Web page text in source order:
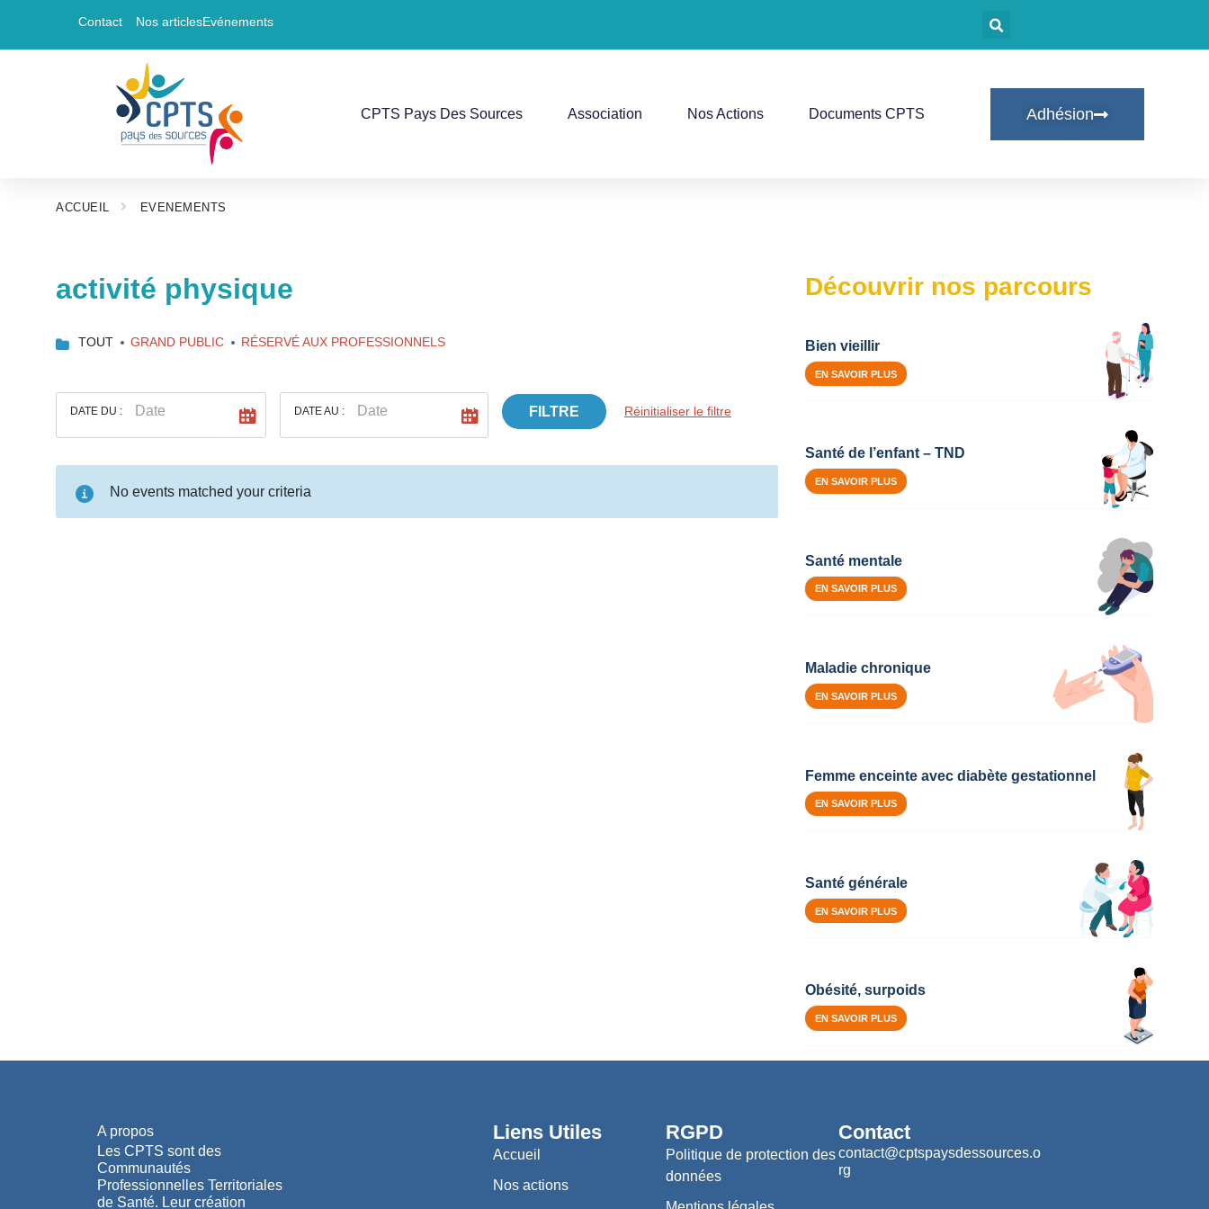
Contact Nos articlesEvénements
CPTS Pays Des Sources Association Nos Actions Documents CPTS Adhésion
ACCUEIL EVENEMENTS
activité physique
TOUT GRAND PUBLIC RÉSERVÉ AUX PROFESSIONNELS
DATE DU : DATE AU : FILTRE Réinitialiser le filtre
No events matched your criteria
Découvrir nos parcours
Bien vieillir
EN SAVOIR PLUS
Santé de l’enfant – TND
EN SAVOIR PLUS
Santé mentale
EN SAVOIR PLUS
Maladie chronique
EN SAVOIR PLUS
Femme enceinte avec diabète gestationnel
EN SAVOIR PLUS
Santé générale
EN SAVOIR PLUS
Obésité, surpoids
EN SAVOIR PLUS
A propos
Les CPTS sont des
Communautés
Professionnelles Territoriales
de Santé. Leur création
Liens Utiles
Accueil
Nos actions
RGPD
Politique de protection des
données
Contact
contact@cptspaysdessources.o
rg